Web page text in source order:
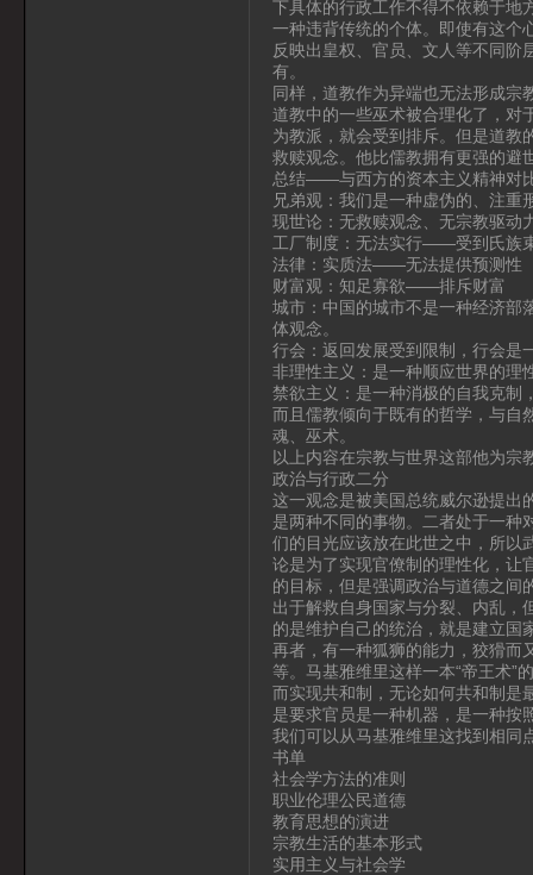
下具体的行政工作不得不依赖于地
一种违背传统的个体。即使有这个
反映出皇权、官员、文人等不同阶
有。
同样，道教作为异端也无法形成宗
道教中的一些巫术被合理化了，对
为教派，就会受到排斥。但是道教
救赎观念。他比儒教拥有更强的避
总结——与西方的资本主义精神对
兄弟观：我们是一种虚伪的、注重
现世论：无救赎观念、无宗教驱动
工厂制度：无法实行——受到氏族
法律：实质法——无法提供预测性
财富观：知足寡欲——排斥财富
城市：中国的城市不是一种经济部
体观念。
行会：返回发展受到限制，行会是
非理性主义：是一种顺应世界的理
禁欲主义：是一种消极的自我克制
而且儒教倾向于既有的哲学，与自
魂、巫术。
以上内容在宗教与世界这部他为宗
政治与行政二分
这一观念是被美国总统威尔逊提出
是两种不同的事物。二者处于一种
们的目光应该放在此世之中，所以
论是为了实现官僚制的理性化，让
的目标，但是强调政治与道德之间
出于解救自身国家与分裂、内乱，
的是维护自己的统治，就是建立国
再者，有一种狐狮的能力，狡猾而
等。马基雅维里这样一本“帝王术”
而实现共和制，无论如何共和制是
是要求官员是一种机器，是一种按
我们可以从马基雅维里这找到相同
书单
社会学方法的准则
职业伦理公民道德
教育思想的演进
宗教生活的基本形式
实用主义与社会学